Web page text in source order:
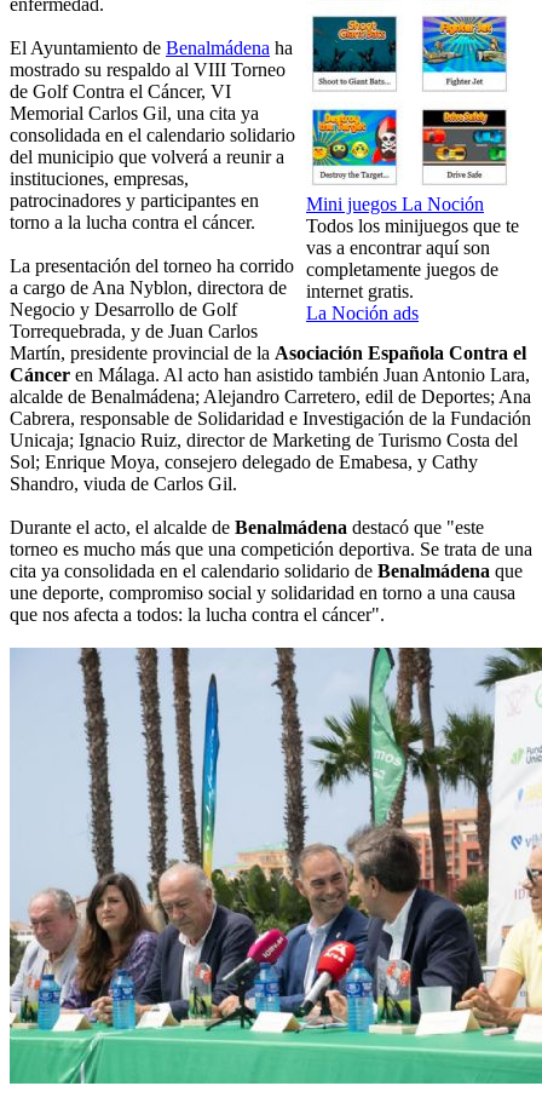
Mini juegos La Noción
Todos los minijuegos que te
vas a encontrar aquí son
completamente juegos de
internet gratis.
La Noción ads
enfermedad.
El Ayuntamiento de Benalmádena ha
mostrado su respaldo al VIII Torneo
de Golf Contra el Cáncer, VI
Memorial Carlos Gil, una cita ya
consolidada en el calendario solidario
del municipio que volverá a reunir a
instituciones, empresas,
patrocinadores y participantes en
torno a la lucha contra el cáncer.
La presentación del torneo ha corrido
a cargo de Ana Nyblon, directora de
Negocio y Desarrollo de Golf
Torrequebrada, y de Juan Carlos
Martín, presidente provincial de la Asociación Española Contra el
Cáncer en Málaga. Al acto han asistido también Juan Antonio Lara,
alcalde de Benalmádena; Alejandro Carretero, edil de Deportes; Ana
Cabrera, responsable de Solidaridad e Investigación de la Fundación
Unicaja; Ignacio Ruiz, director de Marketing de Turismo Costa del
Sol; Enrique Moya, consejero delegado de Emabesa, y Cathy
Shandro, viuda de Carlos Gil.
Durante el acto, el alcalde de Benalmádena destacó que "este
torneo es mucho más que una competición deportiva. Se trata de una
cita ya consolidada en el calendario solidario de Benalmádena que
une deporte, compromiso social y solidaridad en torno a una causa
que nos afecta a todos: la lucha contra el cáncer".